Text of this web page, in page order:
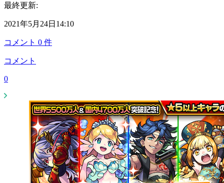
最終更新:
2021年5月24日14:10
コメント 0 件
コメント
0